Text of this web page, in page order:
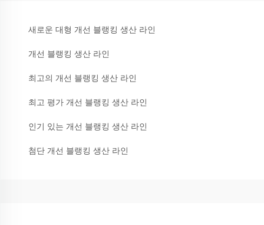
새로운 대형 개선 블랭킹 생산 라인
개선 블랭킹 생산 라인
최고의 개선 블랭킹 생산 라인
최고 평가 개선 블랭킹 생산 라인
인기 있는 개선 블랭킹 생산 라인
첨단 개선 블랭킹 생산 라인